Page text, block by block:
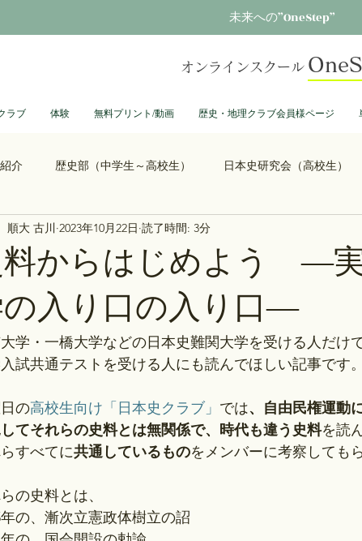
未来への”OneStep”
オンラインスクール
ラブ 体験 無料プリント/動画 歴史・地理クラブ会員様ページ
介 歴史部（中学生～高校生） 日本史研究会（高校生）
べらぼう 光る君へ 鎌倉殿の13人
浩二の世界史ch 総理大臣列伝 ショーグン列伝
科学・技術史 大学受験 豊臣兄弟 古文書くずし字
からはじめよう ―
入り口の入り口―
順大 古川 2023年10月22日 読了時間: 3分
学・一橋大学などの日本史難関大学を受ける人だけで
試共通テストを受ける人にも読んでほしい記事です。
の高校生向け「日本史クラブ」 では、自由民権運動
てそれらの史料とは無関係で、時代も違う史料を読
すべてに共通しているものをメンバーに考察しても
の史料とは、
年の、漸次立憲政体樹立の詔